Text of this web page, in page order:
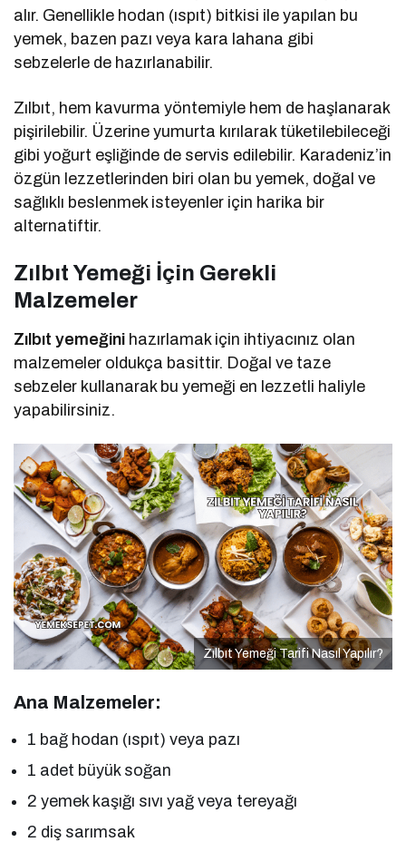
alır. Genellikle hodan (ıspıt) bitkisi ile yapılan bu
yemek, bazen pazı veya kara lahana gibi
sebzelerle de hazırlanabilir.
Zılbıt, hem kavurma yöntemiyle hem de haşlanarak
pişirilebilir. Üzerine yumurta kırılarak tüketilebileceği
gibi yoğurt eşliğinde de servis edilebilir. Karadeniz’in
özgün lezzetlerinden biri olan bu yemek, doğal ve
sağlıklı beslenmek isteyenler için harika bir
alternatiftir.
Zılbıt Yemeği İçin Gerekli
Malzemeler
Zılbıt yemeğini hazırlamak için ihtiyacınız olan
malzemeler oldukça basittir. Doğal ve taze
sebzeler kullanarak bu yemeği en lezzetli haliyle
yapabilirsiniz.
Zılbıt Yemeği Tarifi Nasıl Yapılır?
Ana Malzemeler:
1 bağ hodan (ıspıt) veya pazı
1 adet büyük soğan
2 yemek kaşığı sıvı yağ veya tereyağı
2 diş sarımsak